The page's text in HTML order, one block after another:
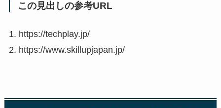
この見出しの参考URL
1. https://techplay.jp/
2. https://www.skillupjapan.jp/